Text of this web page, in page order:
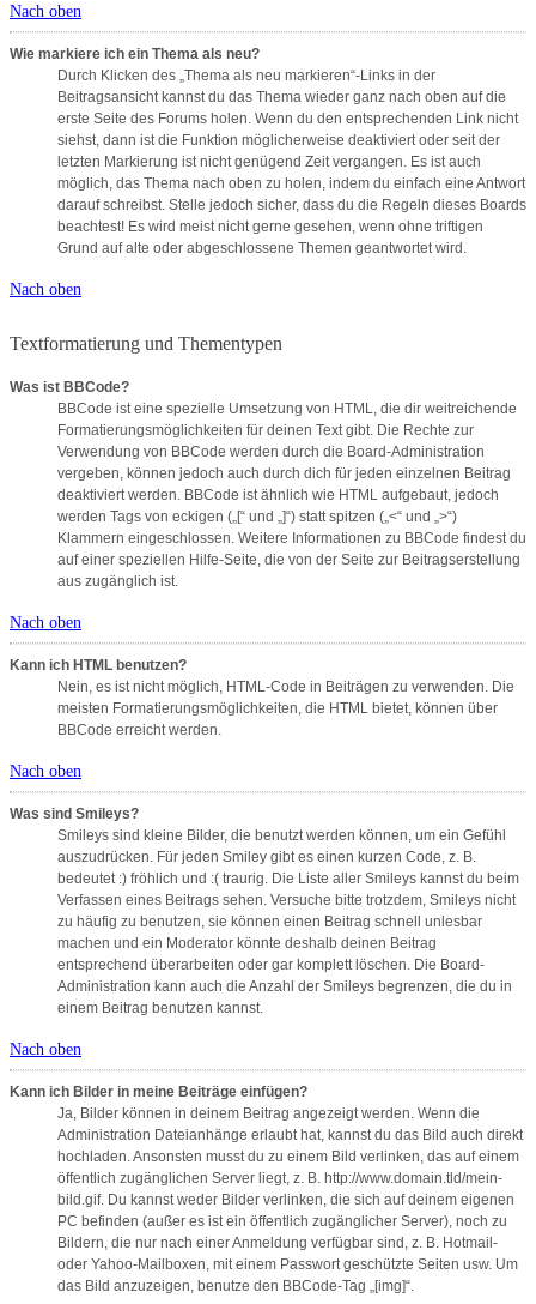
Nach oben
Wie markiere ich ein Thema als neu?
Durch Klicken des „Thema als neu markieren“-Links in der
Beitragsansicht kannst du das Thema wieder ganz nach oben auf die
erste Seite des Forums holen. Wenn du den entsprechenden Link nicht
siehst, dann ist die Funktion möglicherweise deaktiviert oder seit der
letzten Markierung ist nicht genügend Zeit vergangen. Es ist auch
möglich, das Thema nach oben zu holen, indem du einfach eine Antwort
darauf schreibst. Stelle jedoch sicher, dass du die Regeln dieses Boards
beachtest! Es wird meist nicht gerne gesehen, wenn ohne triftigen
Grund auf alte oder abgeschlossene Themen geantwortet wird.
Nach oben
Textformatierung und Thementypen
Was ist BBCode?
BBCode ist eine spezielle Umsetzung von HTML, die dir weitreichende
Formatierungsmöglichkeiten für deinen Text gibt. Die Rechte zur
Verwendung von BBCode werden durch die Board-Administration
vergeben, können jedoch auch durch dich für jeden einzelnen Beitrag
deaktiviert werden. BBCode ist ähnlich wie HTML aufgebaut, jedoch
werden Tags von eckigen („[“ und „]“) statt spitzen („<“ und „>“)
Klammern eingeschlossen. Weitere Informationen zu BBCode findest du
auf einer speziellen Hilfe-Seite, die von der Seite zur Beitragserstellung
aus zugänglich ist.
Nach oben
Kann ich HTML benutzen?
Nein, es ist nicht möglich, HTML-Code in Beiträgen zu verwenden. Die
meisten Formatierungsmöglichkeiten, die HTML bietet, können über
BBCode erreicht werden.
Nach oben
Was sind Smileys?
Smileys sind kleine Bilder, die benutzt werden können, um ein Gefühl
auszudrücken. Für jeden Smiley gibt es einen kurzen Code, z. B.
bedeutet :) fröhlich und :( traurig. Die Liste aller Smileys kannst du beim
Verfassen eines Beitrags sehen. Versuche bitte trotzdem, Smileys nicht
zu häufig zu benutzen, sie können einen Beitrag schnell unlesbar
machen und ein Moderator könnte deshalb deinen Beitrag
entsprechend überarbeiten oder gar komplett löschen. Die Board-
Administration kann auch die Anzahl der Smileys begrenzen, die du in
einem Beitrag benutzen kannst.
Nach oben
Kann ich Bilder in meine Beiträge einfügen?
Ja, Bilder können in deinem Beitrag angezeigt werden. Wenn die
Administration Dateianhänge erlaubt hat, kannst du das Bild auch direkt
hochladen. Ansonsten musst du zu einem Bild verlinken, das auf einem
öffentlich zugänglichen Server liegt, z. B. http://www.domain.tld/mein-
bild.gif. Du kannst weder Bilder verlinken, die sich auf deinem eigenen
PC befinden (außer es ist ein öffentlich zugänglicher Server), noch zu
Bildern, die nur nach einer Anmeldung verfügbar sind, z. B. Hotmail-
oder Yahoo-Mailboxen, mit einem Passwort geschützte Seiten usw. Um
das Bild anzuzeigen, benutze den BBCode-Tag „[img]“.